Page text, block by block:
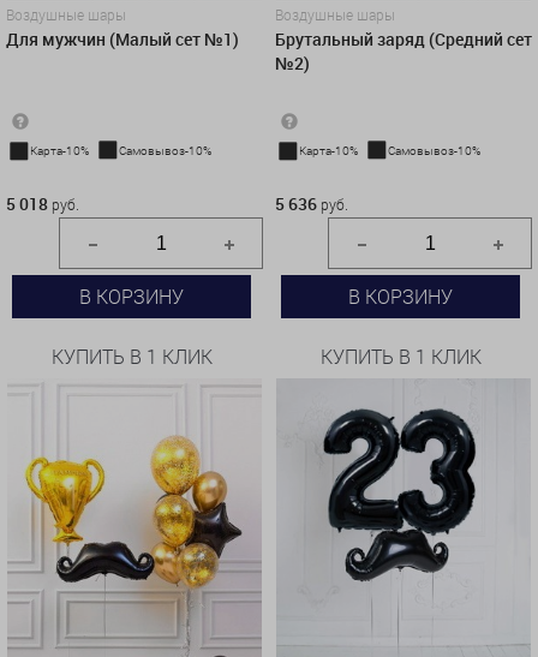
Воздушные шары
Для мужчин (Малый сет №1)
Карта-10% Самовывоз-10%
5 018 руб.
В КОРЗИНУ
КУПИТЬ В 1 КЛИК
Воздушные шары
Брутальный заряд (Средний сет
№2)
Карта-10% Самовывоз-10%
5 636 руб.
В КОРЗИНУ
КУПИТЬ В 1 КЛИК